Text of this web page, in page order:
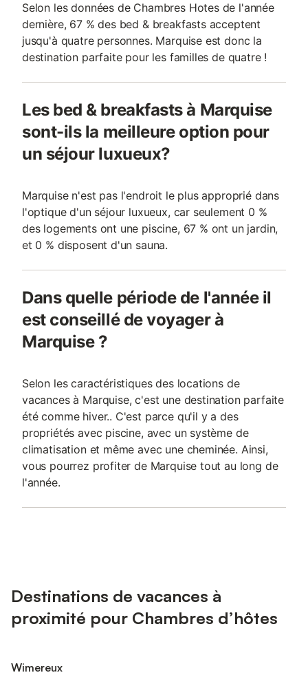
Selon les données de Chambres Hotes de l'année
dernière, 67 % des bed & breakfasts acceptent
jusqu'à quatre personnes. Marquise est donc la
destination parfaite pour les familles de quatre !
Les bed & breakfasts à Marquise
sont-ils la meilleure option pour
un séjour luxueux?
Marquise n'est pas l'endroit le plus approprié dans
l'optique d'un séjour luxueux, car seulement 0 %
des logements ont une piscine, 67 % ont un jardin,
et 0 % disposent d'un sauna.
Dans quelle période de l'année il
est conseillé de voyager à
Marquise ?
Selon les caractéristiques des locations de
vacances à Marquise, c'est une destination parfaite
été comme hiver.. C'est parce qu'il y a des
propriétés avec piscine, avec un système de
climatisation et même avec une cheminée. Ainsi,
vous pourrez profiter de Marquise tout au long de
l'année.
Destinations de vacances à
proximité pour Chambres d’hôtes
Wimereux